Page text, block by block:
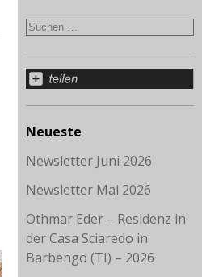
Neueste
Newsletter Juni 2026
Newsletter Mai 2026
Othmar Eder – Residenz in
der Casa Sciaredo in
Barbengo (TI) – 2026